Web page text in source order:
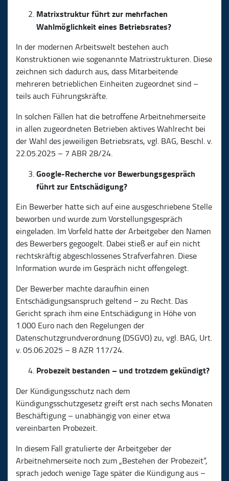
Matrixstruktur führt zur mehrfachen
Wahlmöglichkeit eines Betriebsrates?
In der modernen Arbeitswelt bestehen auch
Konstruktionen wie sogenannte Matrixstrukturen. Diese
zeichnen sich dadurch aus, dass Mitarbeitende
mehreren betrieblichen Einheiten zugeordnet sind –
teils auch Führungskräfte.
In solchen Fällen hat die betroffene Arbeitnehmerseite
in allen zugeordneten Betrieben aktives Wahlrecht bei
der Wahl des jeweiligen Betriebsrats, vgl. BAG, Beschl. v.
22.05.2025 – 7 ABR 28/24.
Google-Recherche vor Bewerbungsgespräch
führt zur Entschädigung?
Ein Bewerber hatte sich auf eine ausgeschriebene Stelle
beworben und wurde zum Vorstellungsgespräch
eingeladen. Im Vorfeld hatte der Arbeitgeber den Namen
des Bewerbers gegoogelt. Dabei stieß er auf ein nicht
rechtskräftig abgeschlossenes Strafverfahren. Diese
Information wurde im Gespräch nicht offengelegt.
Der Bewerber machte daraufhin einen
Entschädigungsanspruch geltend – zu Recht. Das
Gericht sprach ihm eine Entschädigung in Höhe von
1.000 Euro nach den Regelungen der
Datenschutzgrundverordnung (DSGVO) zu, vgl. BAG, Urt.
v. 05.06.2025 – 8 AZR 117/24.
Probezeit bestanden – und trotzdem gekündigt?
Der Kündigungsschutz nach dem
Kündigungsschutzgesetz greift erst nach sechs Monaten
Beschäftigung – unabhängig von einer etwa
vereinbarten Probezeit.
In diesem Fall gratulierte der Arbeitgeber der
Arbeitnehmerseite noch zum „Bestehen der Probezeit“,
sprach jedoch wenige Tage später die Kündigung aus –